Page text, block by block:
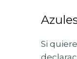
Si